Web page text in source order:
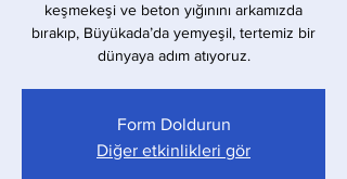
keşmekeşi ve beton yığınını arkamızda
bırakıp, Büyükada’da yemyeşil, tertemiz bir
dünyaya adım atıyoruz.
Form Doldurun
Diğer etkinlikleri gör